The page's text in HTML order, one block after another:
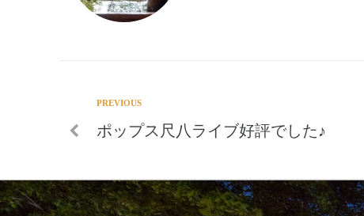
PREVIOUS
ポップス尺八ライブ好評でした♪